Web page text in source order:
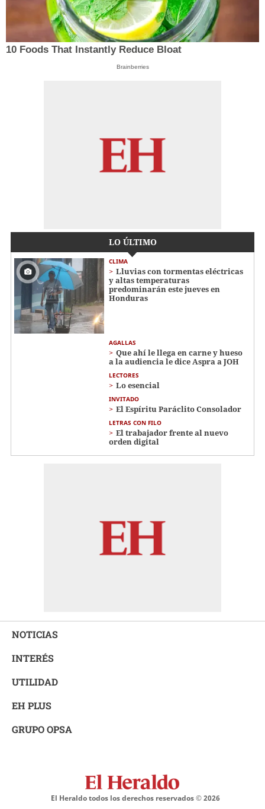
10 Foods That Instantly Reduce Bloat
Brainberries
LO ÚLTIMO
CLIMA
Lluvias con tormentas eléctricas
y altas temperaturas
predominarán este jueves en
Honduras
AGALLAS
Que ahí le llega en carne y hueso
a la audiencia le dice Aspra a JOH
LECTORES
Lo esencial
INVITADO
El Espíritu Paráclito Consolador
LETRAS CON FILO
El trabajador frente al nuevo
orden digital
NOTICIAS
INTERÉS
UTILIDAD
EH PLUS
GRUPO OPSA
El Heraldo todos los derechos reservados ©2026